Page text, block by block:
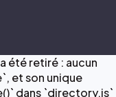
été retiré : aucun
et son unique
dans `directory.js`